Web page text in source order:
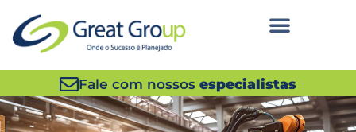
Fale com nossos especialistas